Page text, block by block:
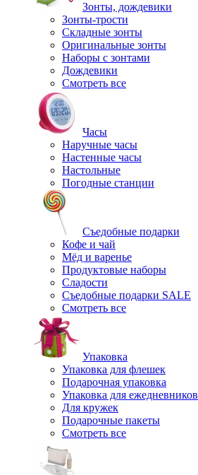
Зонты, дождевики
Зонты-трости
Складные зонты
Оригинальные зонты
Наборы с зонтами
Дождевики
Смотреть все
Часы
Наручные часы
Настенные часы
Настольные
Погодные станции
Съедобные подарки
Кофе и чай
Мёд и варенье
Продуктовые наборы
Сладости
Съедобные подарки SALE
Смотреть все
Упаковка
Упаковка для флешек
Подарочная упаковка
Упаковка для ежедневников
Для кружек
Подарочные пакеты
Смотреть все